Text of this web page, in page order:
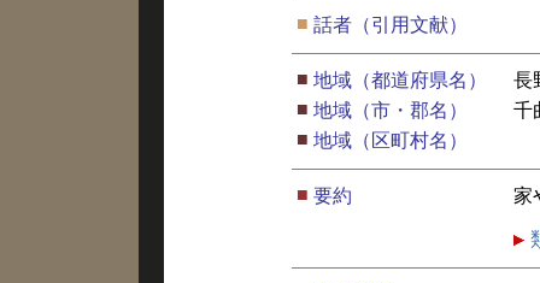
■ 話者（引用文献）
■ 地域（都道府県名）
長
■ 地域（市・郡名）
千
■ 地域（区町村名）
■ 要約 家